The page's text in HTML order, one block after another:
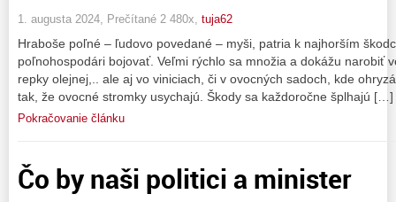
1. augusta 2024, Prečítané 2 480x, tuja62
Hraboše poľné – ľudovo povedané – myši, patria k najhorším
poľnohospodári bojovať. Veľmi rýchlo sa množia a dokážu narobiť
repky olejnej,.. ale aj vo viniciach, či v ovocných sadoch, kde
tak, že ovocné stromky usychajú. Škody sa každoročne šplhajú […]
Pokračovanie článku
Čo by naši politici a minister